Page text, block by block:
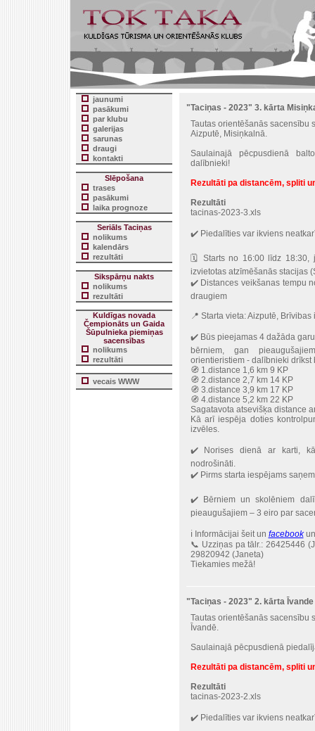
jaunumi
pasākumi
par klubu
galerijas
sarunas
draugi
kontakti
Slēpošana
trases
pasākumi
laika prognoze
Seriāls Taciņas
nolikums
kalendārs
rezultāti
Sikspārņu nakts
nolikums
rezultāti
Kuldīgas novada
Čempionāts un Gaida
Šūpulnieka piemiņas
sacensības
nolikums
rezultāti
vecais WWW
"Taciņas - 2023" 3. kārta
Tautas orientēšanās sacensību
Aizputē, Misiņkalnā.
Saulainajā pēcpusdienā
dalībnieki!
Rezultāti pa distancēm, spliti
Rezultāti
tacinas-2023-3.xls
✔️ Piedalīties var ikviens
🗓 Starts no 16:00 līdz 18:30,
izvietotas atzīmēšanās stacijas
✔️ Distances veikšanas tempu
draugiem
📍 Starta vieta: Aizputē,
✔️ Būs pieejamas 4 dažāda
bērniem, gan
orientieristiem - dalībnieki
🧭 1.distance 1,6 km 9 KP
🧭 2.distance 2,7 km 14 KP
🧭 3.distance 3,9 km 17 KP
🧭 4.distance 5,2 km 22 KP
Sagatavota atsevišķa distance
Kā arī iespēja doties
izvēles.
✔️ Norises dienā ar karti,
nodrošināti.
✔️ Pirms starta iespējams
✔️ Bērniem un skolēniem
pieaugušajiem – 3 eiro par
ℹ️ Informācijai šeit un facebookun
📞 Uzziņas pa tālr.: 26425446
29820942 (Janeta)
Tiekamies mežā!
"Taciņas - 2023" 2. kārta Īvande
Tautas orientēšanās sacensību
Īvandē.
Saulainajā pēcpusdienā
Rezultāti pa distancēm, spliti
Rezultāti
tacinas-2023-2.xls
✔️ Piedalīties var ikviens